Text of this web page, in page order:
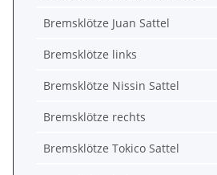
Bremsklötze Juan Sattel
Bremsklötze links
Bremsklötze Nissin Sattel
Bremsklötze rechts
Bremsklötze Tokico Sattel